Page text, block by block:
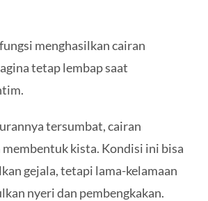
menghasilkan cairan
tetap lembap saat
tersumbat, cairan
kista. Kondisi ini bisa
gejala, tetapi lama-kelamaan
nyeri dan pembengkakan.